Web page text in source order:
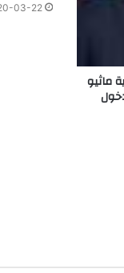
ماثيو
03-22